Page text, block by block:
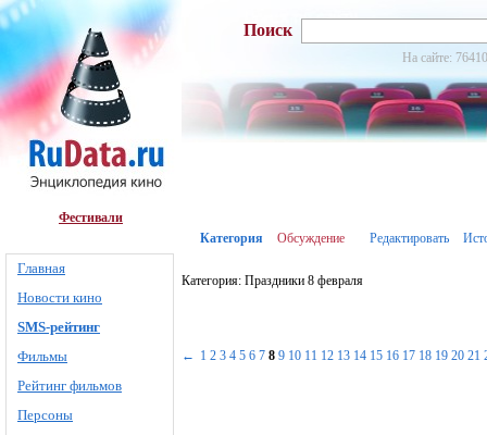
Фестивали
Главная
Новости кино
SMS-рейтинг
Фильмы
Рейтинг фильмов
Персоны
Поиск
На сайте:
Категория Обсуждение Редактировать
Категория: Праздники 8 февраля
← 1 2 3 4 5 6 7 8 9 10 11 12 13 14 15 16 17 18 19 20 21